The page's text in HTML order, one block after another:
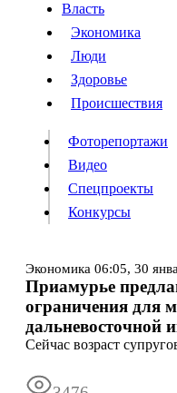
Власть
Происшествия
Видео
Конкурсы
Информация Подписка
Власть
Экономика
Люди
Здоровье
Происшествия
Фоторепортажи
Видео
Спецпроекты
Конкурсы
Экономика 06:05, 30
Приамурье
ограничения для
дальневосточной
Сейчас возраст